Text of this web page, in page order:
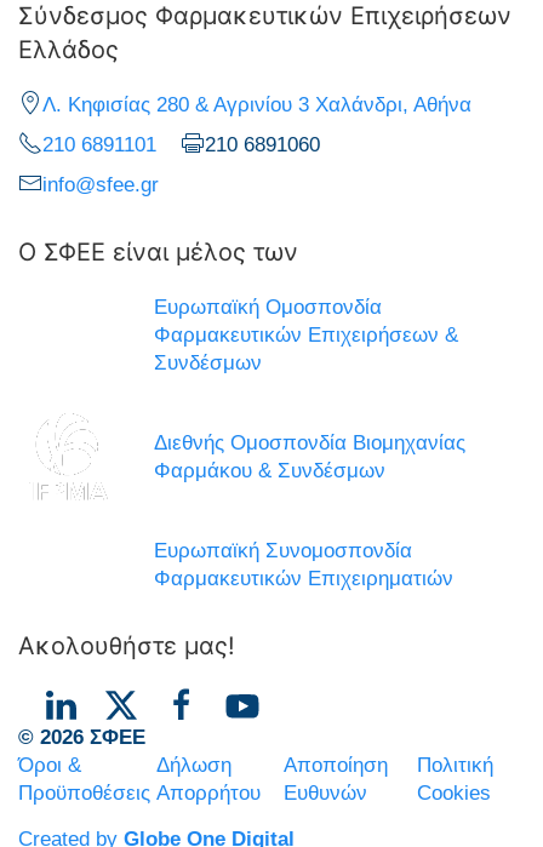
Σύνδεσμος Φαρμακευτικών Επιχειρήσεων
Ελλάδος
Λ. Κηφισίας 280 & Αγρινίου 3 Χαλάνδρι, Αθήνα
210 6891101
210 6891060
info@sfee.gr
Ο ΣΦΕΕ είναι μέλος των
Ευρωπαϊκή Ομοσπονδία
Φαρμακευτικών Επιχειρήσεων &
Συνδέσμων
Διεθνής Ομοσπονδία Βιομηχανίας
Φαρμάκου & Συνδέσμων
Ευρωπαϊκή Συνομοσπονδία
Φαρμακευτικών Επιχειρηματιών
Ακολουθήστε μας!
© 2026 ΣΦΕΕ
Όροι &
Προϋποθέσεις
Δήλωση
Απορρήτου
Αποποίηση
Ευθυνών
Πολιτική
Cookies
Created by Globe One Digital